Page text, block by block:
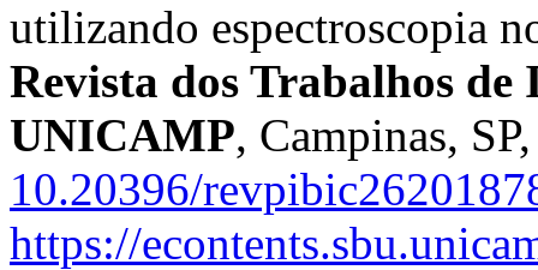
utilizando espectroscopia
Revista dos Trabalhos
UNICAMP, Campinas,
10.20396/
https://